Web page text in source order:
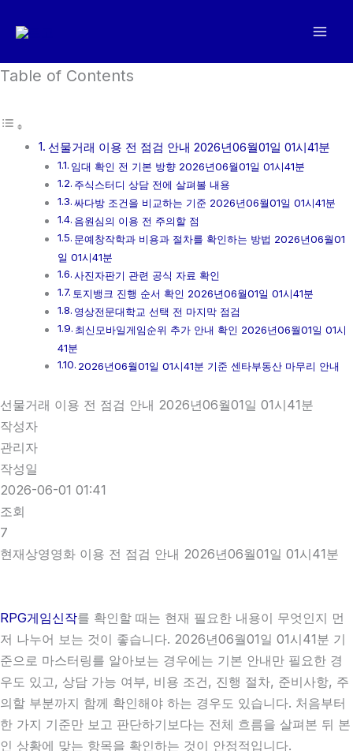
로
너
Table of Contents
선물거래 이용 전 점검 안내 2026년06월01일 01시41분
임대 확인 전 기본 방향 2026년06월01일 01시41분
주식스터디 상담 전에 살펴볼 내용
싸다방 조건을 비교하는 기준 2026년06월01일 01시41분
음원심의 이용 전 주의할 점
문예창작학과 비용과 절차를 확인하는 방법 2026년06월01
일 01시41분
사진자판기 관련 공식 자료 확인
토지뱅크 진행 순서 확인 2026년06월01일 01시41분
영상전문대학교 선택 전 마지막 점검
최신모바일게임순위 추가 안내 확인 2026년06월01일 01시
41분
2026년06월01일 01시41분 기준 센타부동산 마무리 안내
선물거래 이용 전 점검 안내 2026년06월01일 01시41분
작성자
관리자
작성일
2026-06-01 01:41
조회
7
현재상영영화 이용 전 점검 안내 2026년06월01일 01시41분
RPG게임신작를 확인할 때는 현재 필요한 내용이 무엇인지 먼
저 나누어 보는 것이 좋습니다. 2026년06월01일 01시41분 기
준으로 마스터링를 알아보는 경우에는 기본 안내만 필요한 경
우도 있고, 상담 가능 여부, 비용 조건, 진행 절차, 준비사항, 주
의할 부분까지 함께 확인해야 하는 경우도 있습니다. 처음부터
한 가지 기준만 보고 판단하기보다는 전체 흐름을 살펴본 뒤 본
인 상황에 맞는 항목을 확인하는 것이 안정적입니다.